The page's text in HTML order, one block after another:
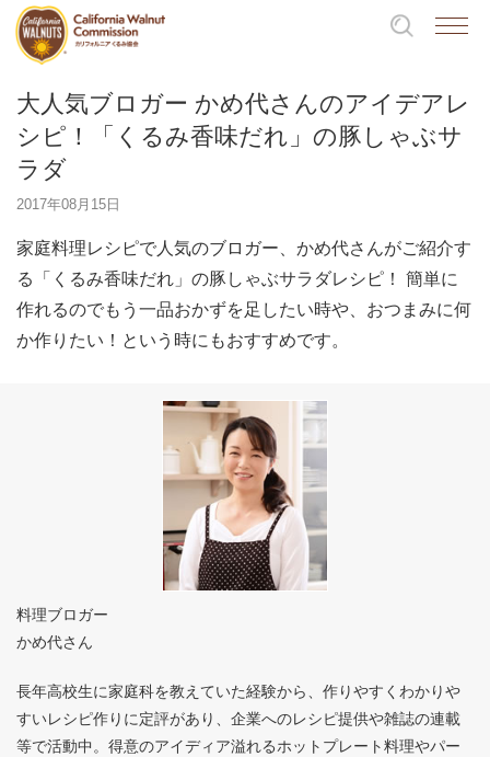
大人気ブロガー かめ代さんのアイデアレ
シピ！「くるみ香味だれ」の豚しゃぶサ
ラダ
2017年08月15日
家庭料理レシピで人気のブロガー、かめ代さんがご紹介す
る「くるみ香味だれ」の豚しゃぶサラダレシピ！ 簡単に
作れるのでもう一品おかずを足したい時や、おつまみに何
か作りたい！という時にもおすすめです。
料理ブロガー
かめ代さん
長年高校生に家庭科を教えていた経験から、作りやすくわかりや
すいレシピ作りに定評があり、企業へのレシピ提供や雑誌の連載
等で活動中。得意のアイディア溢れるホットプレート料理やパー